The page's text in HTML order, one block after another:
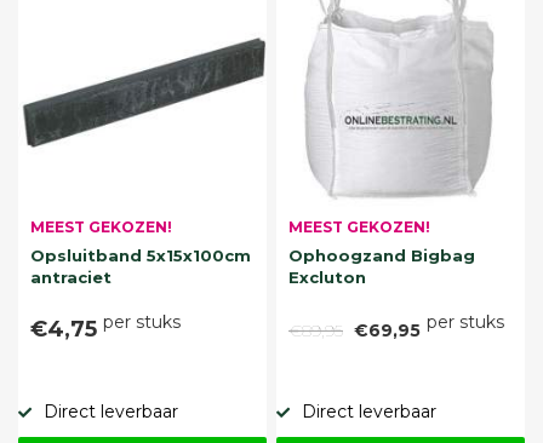
MEEST GEKOZEN!
Opsluitband 5x15x100cm
antraciet
€4,75 per stuks
Direct leverbaar
MEEST GEKOZEN!
Ophoogzand Bigbag
Excluton
€89,95 €69,95 per stuks
Direct leverbaar